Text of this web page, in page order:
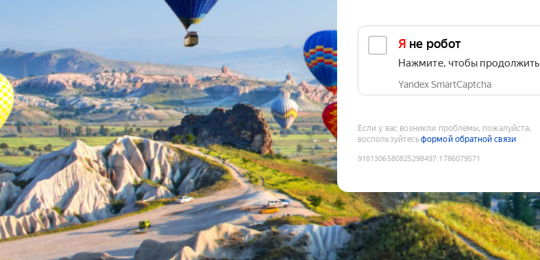
Я не робот
Нажмите, чтобы продолжить
Yandex SmartCaptcha
Если у вас возникли проблемы, пожалуйста,
воспользуйтесьформой обратной связи
9181306580825298497:1786079571